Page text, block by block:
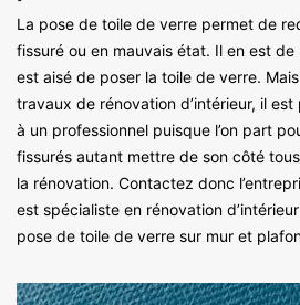
La pose de toile de verre permet de
fissuré ou en mauvais état. Il en est
est aisé de poser la toile de verre.
travaux de rénovation d’intérieur, il est
à un professionnel puisque l’on part
fissurés autant mettre de son côté
la rénovation. Contactez donc
est spécialiste en rénovation
pose de toile de verre sur mur et